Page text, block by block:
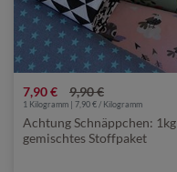
7,90 € 9,90 €
1 Kilogramm | 7,90 € / Kilogramm
Achtung Schnäppchen: 1kg
gemischtes Stoffpaket